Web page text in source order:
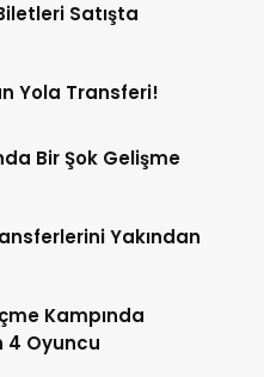
Satışta
Yola Transferi!
Bir Şok Gelişme
Yakından
Kampında
4 Oyuncu